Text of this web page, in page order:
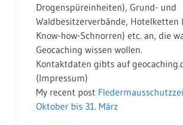
Drogenspüreinheiten), Grund- und
Waldbesitzerverbände, Hotelketten
Know-how-Schnorren) etc. an, die
Geocaching wissen wollen.
Kontaktdaten gibts auf
(Impressum)
My recent post
Oktober bis 31. März